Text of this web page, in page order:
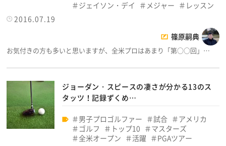
ジェイソン・デイ
メジャー
レッスン
2016.07.19
篠原嗣典
お気付きの方も多いと思いますが、全米プロはあまり「第○○回」…
ジョーダン・スピースの凄さが分かる13のス
タッツ！記録ずくめ…
男子プロゴルファー 試合
アメリカ
ゴルフ
トップ10
マスターズ
全米オープン
活躍
PGAツアー